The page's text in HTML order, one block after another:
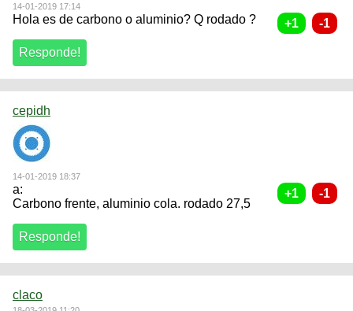
14-01-2019 17:14
Hola es de carbono o aluminio? Q rodado ?
cepidh
14-01-2019 18:37
a:
Carbono frente, aluminio cola. rodado 27,5
claco